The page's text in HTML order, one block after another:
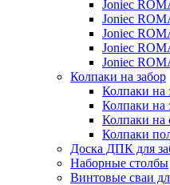
Joniec
Joniec
Joniec
Joniec
Joniec
Колпаки на забор
Колпаки на
Колпаки на
Колпаки на
Колпаки
Доска ДПК для
Наборные столбы
Винтовые сваи